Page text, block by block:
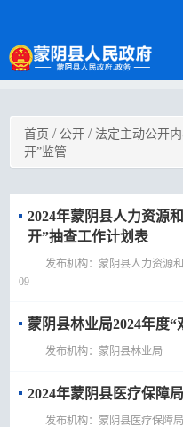
首页 / 公开 / 法定主动公开
开”监管
2024年蒙阴县人力资源
开”抽查工作计划表
发布机构：蒙阴县人力资
09
蒙阴县林业局2024年度
发布机构：蒙阴县林业局
2024年蒙阴县医疗保障
发布机构：蒙阴县医疗保